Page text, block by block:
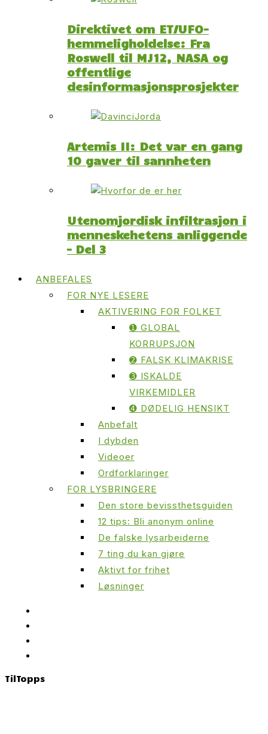
Direktivet om ET/UFO-
hemmeligholdelse: Fra
Roswell til MJ12, NASA og
offentlige
desinformasjonsprosjekter
Artemis II: Det var en gang
10 gaver til sannheten
Utenomjordisk infiltrasjon i
menneskehetens anliggende
– Del 3
ANBEFALES
FOR NYE LESERE
AKTIVERING FOR FOLKET
➊ GLOBAL
KORRUPSJON
➋ FALSK KLIMAKRISE
➌ ISKALDE
VIRKEMIDLER
➍ DØDELIG HENSIKT
Anbefalt
I dybden
Videoer
Ordforklaringer
FOR LYSBRINGERE
Den store bevissthetsguiden
12 tips: Bli anonym online
De falske lysarbeiderne
7 ting du kan gjøre
Aktivt for frihet
Løsninger
TilTopps